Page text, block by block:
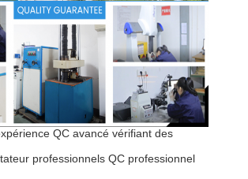
QC avancé vérifiant des
professionnels QC professionnel